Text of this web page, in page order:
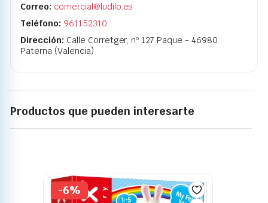
Correo: comercial@ludilo.es
Teléfono: 961152310
Dirección: Calle Corretger, nº 127 Paque - 46980
Paterna (Valencia)
Productos que pueden interesarte
-6%